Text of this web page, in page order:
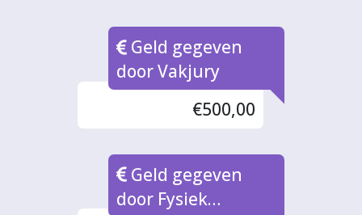
Geld gegeven
door Vakjury
€500,00
Geld gegeven
door Fysiek